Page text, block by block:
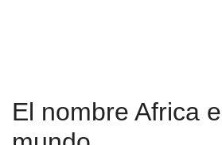
El nombre Africa